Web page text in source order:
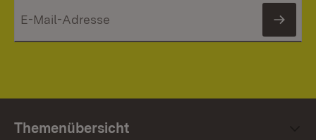
Themenübersicht